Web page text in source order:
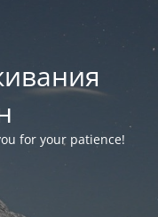
for your patience!